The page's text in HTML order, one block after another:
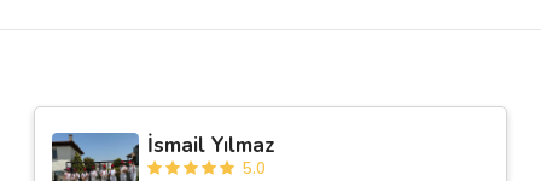
İletişim
Blog İsmail Yılmaz
5.0